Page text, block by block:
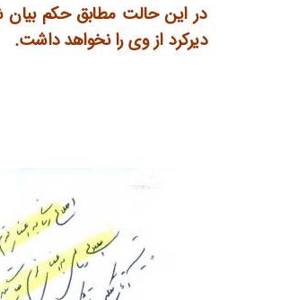
در این حالت مطابق حکم بیان
دیرکرد از وی را نخواهد داشت.